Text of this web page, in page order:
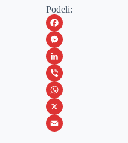
Podeli:
F
a
c
e
b
o
M
e
s
s
e
L
i
n
k
V
i
b
W
h
X